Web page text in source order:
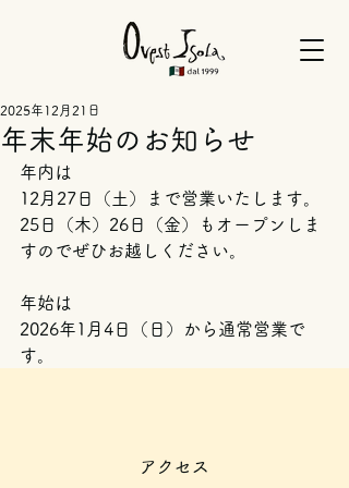
年末年始のお知らせ
2025年12月21日
年内は
12月27日（土）まで営業いたします。
25日（木）26日（金）もオープンしま
すのでぜひお越しください。
年始は
2026年1月4日（日）から通常営業で
す。
​アクセス​